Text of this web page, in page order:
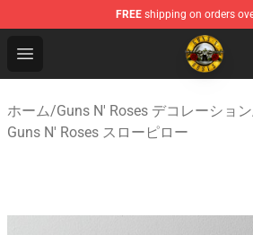
FREE shipping on orders
Open menu
Guns N' Roses Store - Official
ホーム/Guns N' Roses デコレーション
Guns N' Roses スローピロー